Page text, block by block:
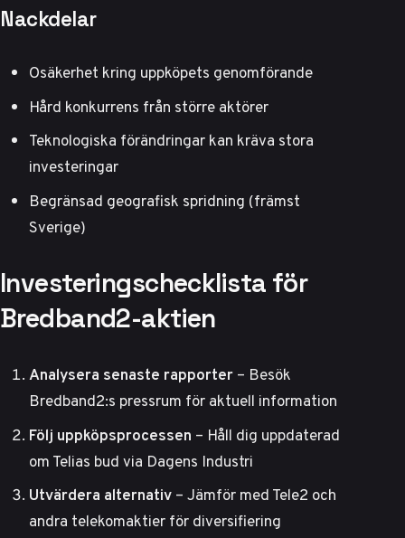
Nackdelar
Osäkerhet kring uppköpets genomförande
Hård konkurrens från större aktörer
Teknologiska förändringar kan kräva stora
investeringar
Begränsad geografisk spridning (främst
Sverige)
Investeringschecklista för
Bredband2-aktien
Analysera senaste rapporter– Besök
Bredband2:s pressrum för aktuell information
Följ uppköpsprocessen – Håll dig uppdaterad
om Telias bud via Dagens Industri
Utvärdera alternativ– Jämför med Tele2 och
andra telekomaktier för diversifiering